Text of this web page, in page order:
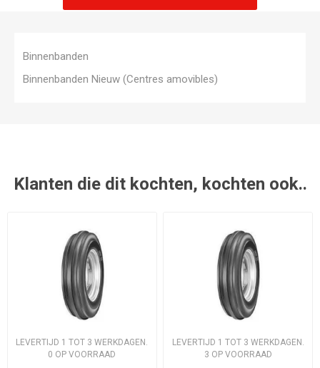
Binnenbanden
Binnenbanden Nieuw (Centres amovibles)
Klanten die dit kochten, kochten ook..
LEVERTIJD 1 TOT 3 WERKDAGEN.
0 OP VOORRAAD
LEVERTIJD 1 TOT 3 WERKDAGEN.
3 OP VOORRAAD